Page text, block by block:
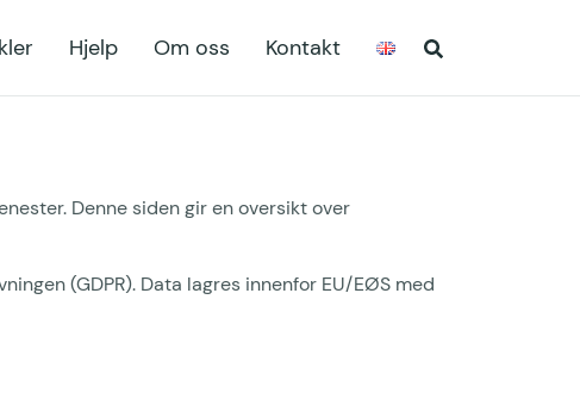
Hjelp Om oss Kontakt
Denne siden gir en oversikt over
(GDPR). Data lagres innenfor EU/EØS med